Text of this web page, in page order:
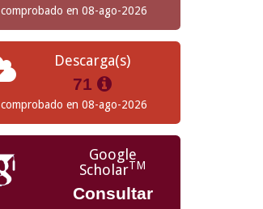
comprobado en 08-ago-2026
Descarga(s)
71
comprobado en 08-ago-2026
Google
ScholarTM
Consultar